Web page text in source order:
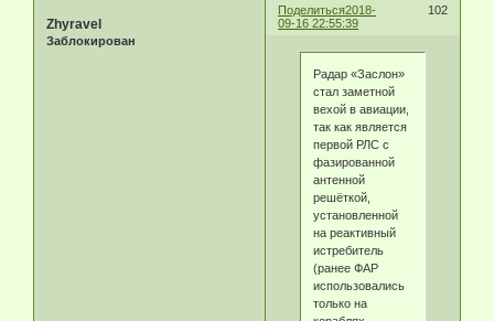
Поделиться 102
2018-
09-16 22:55:39
Zhyravel
Заблокирован
Радар «Заслон»
стал заметной
вехой в авиации,
так как является
первой РЛС с
фазированной
антенной
решёткой,
установленной
на реактивный
истребитель
(ранее ФАР
использовались
только на